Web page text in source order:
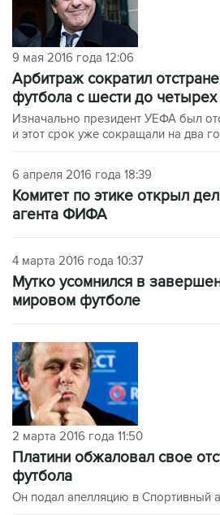
9 мая 2016 года 12:06
Арбитраж сократил
футбола с шести до четырех
Изначально президент УЕФА был
и этот срок уже сокращали на два
6 апреля 2016 года 18:39
Комитет по этике открыл
агента ФИФА
4 марта 2016 года 10:37
Мутко усомнился в
мировом футболе
2 марта 2016 года 11:50
Платини обжаловал свое
футбола
Он подал апелляцию в Спортивный